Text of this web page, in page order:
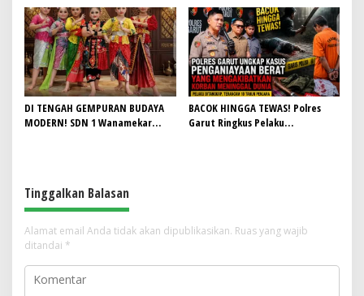
Lapangan Hoki Rusak, Masjid Tak
Lagi Mampu Tampung Jamaah,
Penjualan Seragam Ikut Jadi
Sorotan
Slogan, Warga Bersatu Sambut
HUT RI ke-81
DI TENGAH GEMPURAN BUDAYA
MODERN! SDN 1 Wanamekar
BACOK HINGGA TEWAS! Polres
Garut Ringkus Pelaku
Tinggalkan Balasan
Alamat email Anda tidak akan dipublikasikan. Ruas yang wajib
ditandai *